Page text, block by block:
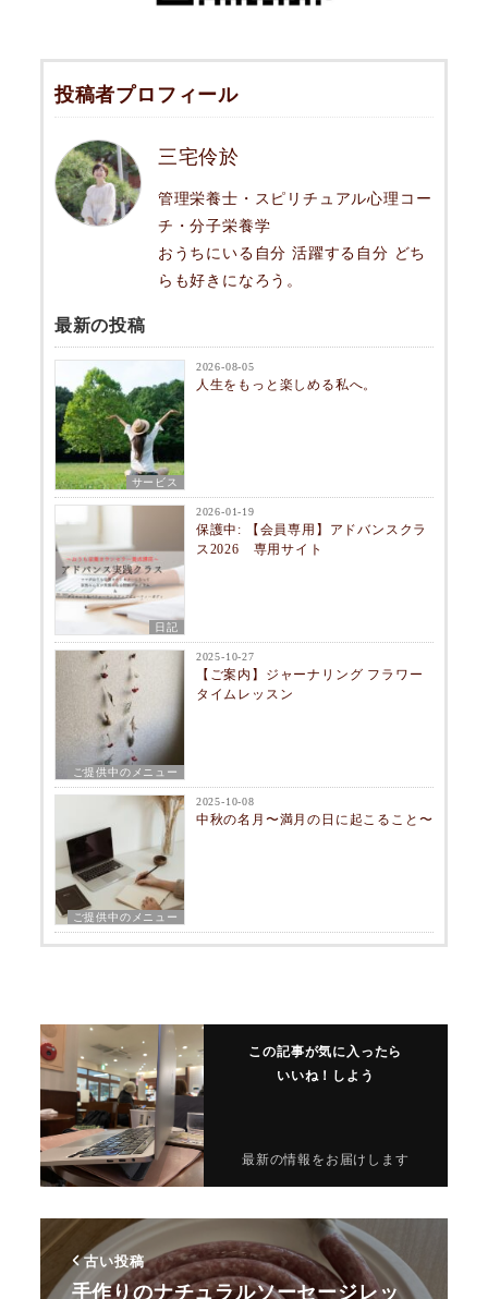
投稿者プロフィール
三宅伶於
管理栄養士・スピリチュアル心理コー
チ・分子栄養学
おうちにいる自分 活躍する自分 どち
らも好きになろう。
最新の投稿
サービス
2026-08-05
人生をもっと楽しめる私へ。
日記
2026-01-19
保護中: 【会員専用】アドバンスクラ
ス2026 専用サイト
ご提供中のメニュー
2025-10-27
【ご案内】ジャーナリング フラワー
タイムレッスン
ご提供中のメニュー
2025-10-08
中秋の名月〜満月の日に起こること〜
この記事が気に入ったら
いいね！しよう
最新の情報をお届けします
古い投稿
手作りのナチュラルソーセージレッ